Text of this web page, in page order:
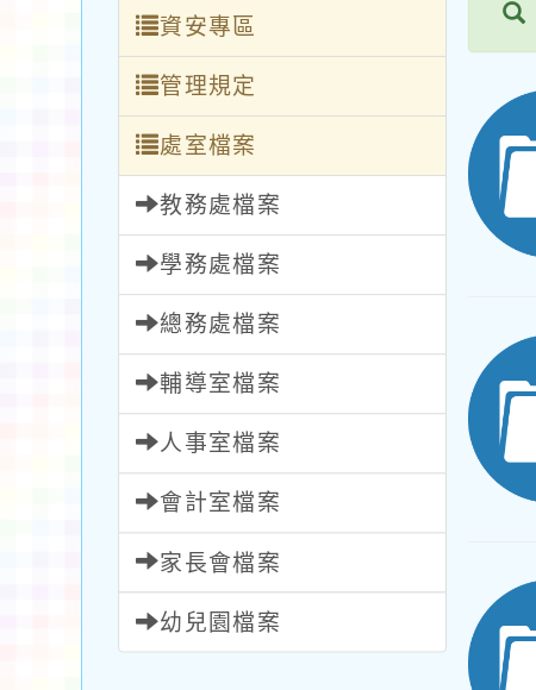
資安專區
管理規定
處室檔案
教務處檔案
學務處檔案
總務處檔案
輔導室檔案
人事室檔案
會計室檔案
家長會檔案
幼兒園檔案